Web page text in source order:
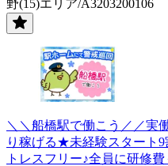
野(15)エリア/A3203200106
＼＼船橋駅で働こう／／実
り稼げる★未経験スタート
トレスフリー♪全員に研修